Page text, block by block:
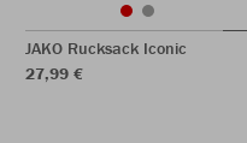
JAKO Rucksack Iconic
27,99 €